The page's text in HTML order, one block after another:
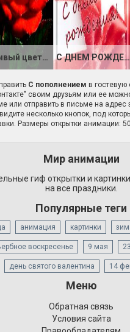
Красивый цветок ко Дню Рождения! С ДНЕМ РОЖДЕНИЯ
С пополнением в
своим друзьям или ее
или отправить в письме на
несколько кнопок, под
Размеры открытки анимации:
Мир анимации
гиф открытки и
на все праздники.
Популярные теги
анимация картинки
воскресенье 9 мая
день святого валентина 14
Меню
Обратная связь
Условия сайта